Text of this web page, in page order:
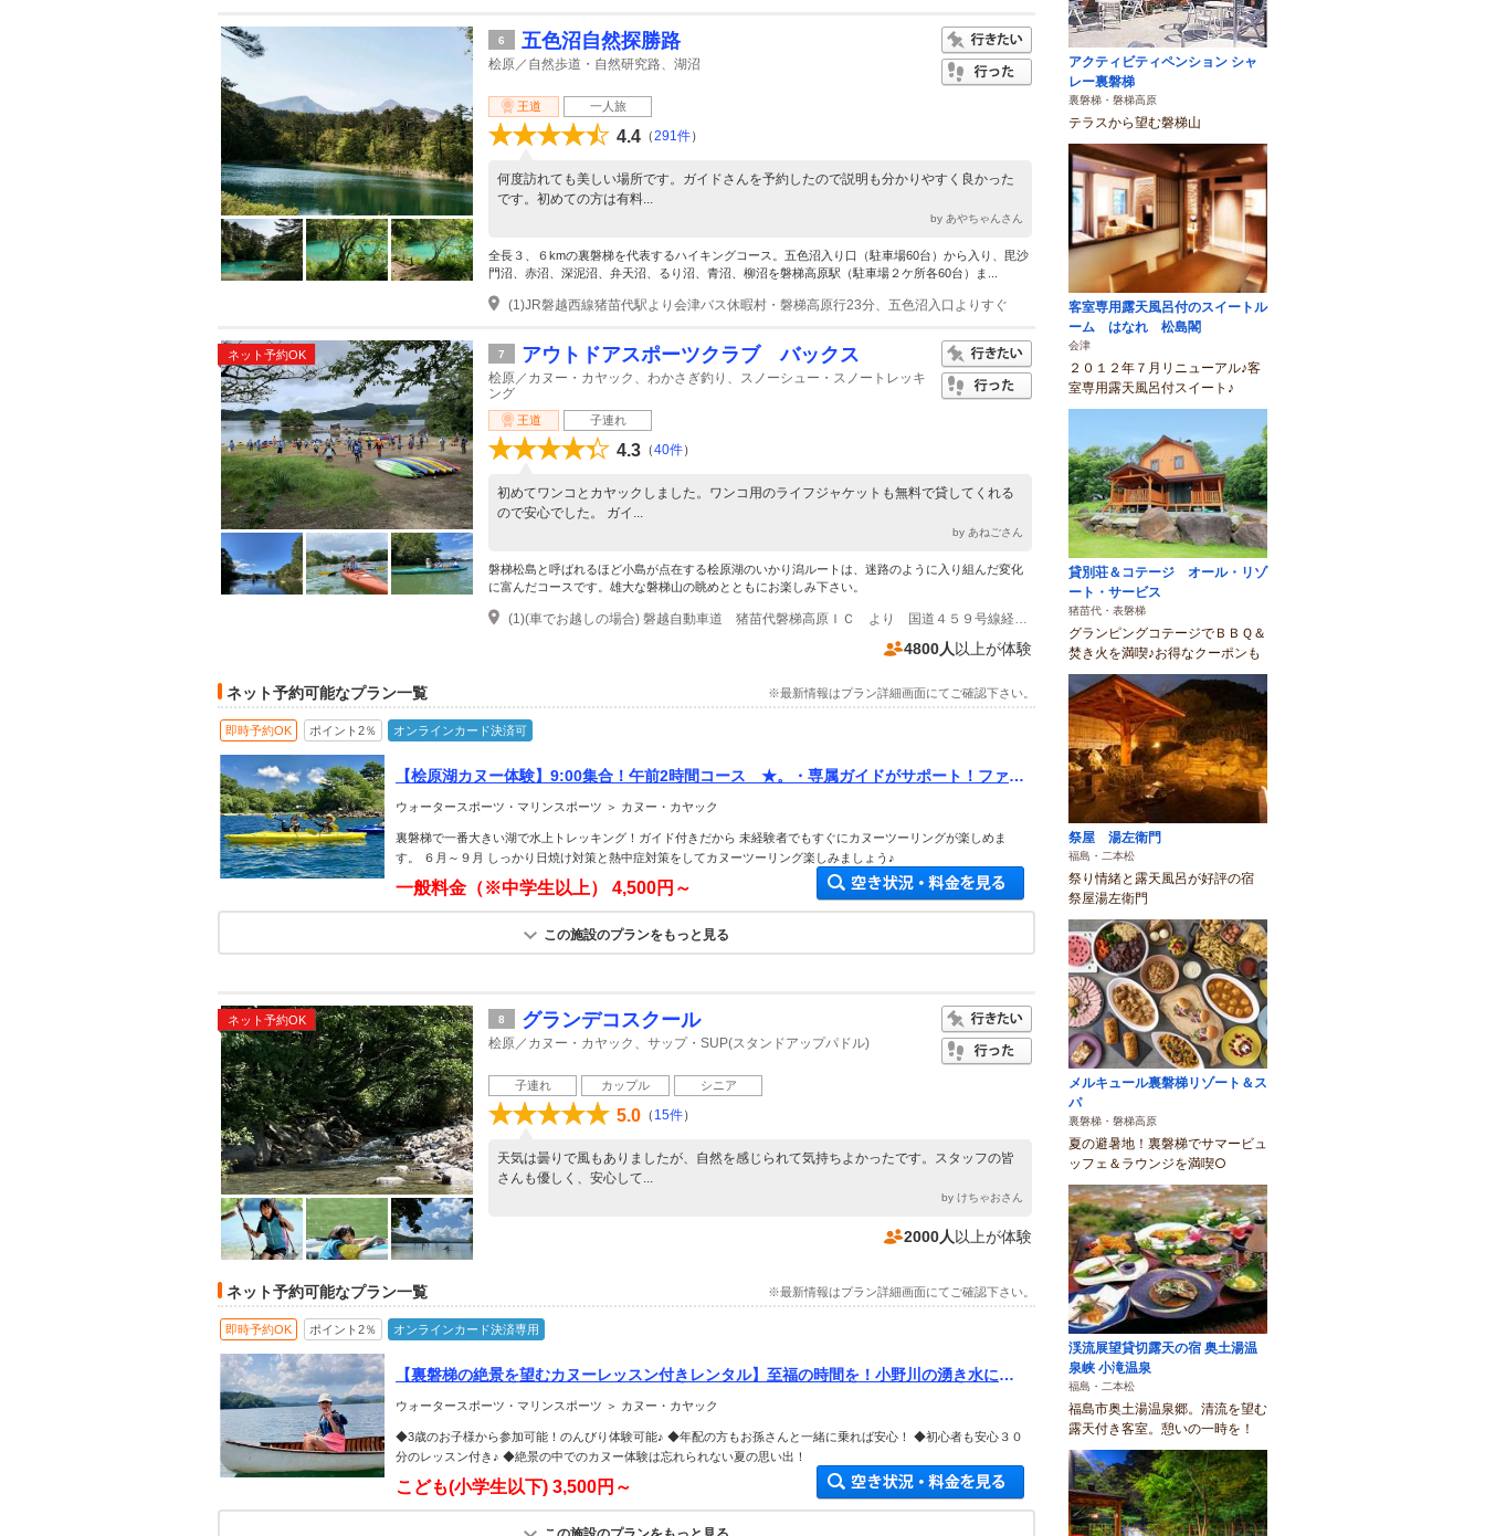
6 五色沼自然探勝路
桧原／自然歩道・自然研究路、湖沼
王道 一人旅
4.4 （291件）
何度訪れても美しい場所です。ガイドさんを予約したので説明も分かりやすく良かった
です。初めての方は有料...
by あやちゃんさん
全長３、６kmの裏磐梯を代表するハイキングコース。五色沼入り口（駐車場60台）から入り、毘沙
門沼、赤沼、深泥沼、弁天沼、るり沼、青沼、柳沼を磐梯高原駅（駐車場２ケ所各60台）ま...
(1)JR磐越西線猪苗代駅より会津バス休暇村・磐梯高原行23分、五色沼入口よりすぐ
ネット予約OK 7 アウトドアスポーツクラブ バックス
桧原／カヌー・カヤック、わかさぎ釣り、スノーシュー・スノートレッキ
ング
王道 子連れ
4.3 （40件）
初めてワンコとカヤックしました。ワンコ用のライフジャケットも無料で貸してくれる
ので安心でした。 ガイ...
by あねごさん
磐梯松島と呼ばれるほど小島が点在する桧原湖のいかり潟ルートは、迷路のように入り組んだ変化
に富んだコースです。雄大な磐梯山の眺めとともにお楽しみ下さい。
(1)(車でお越しの場合) 磐越自動車道 猪苗代磐梯高原ＩＣ より 国道４５９号線経由 30分
4800人 以上が体験
ネット予約可能なプラン一覧 ※最新情報はプラン詳細画面にてご確認下さい。
即時予約OK ポイント2％ オンラインカード決済可
【桧原湖カヌー体験】9:00集合！午前2時間コース ★。・専属ガイドがサポート！ファミ
ウォータースポーツ・マリンスポーツ ＞ カヌー・カヤック
裏磐梯で一番大きい湖で水上トレッキング！ガイド付きだから 未経験者でもすぐにカヌーツーリングが楽しめま
す。 ６月～９月 しっかり日焼け対策と熱中症対策をしてカヌーツーリング楽しみましょう♪
一般料金（※中学生以上） 4,500円～
空き状況・料金を見る
この施設のプランをもっと見る
ネット予約OK 8 グランデコスクール
桧原／カヌー・カヤック、サップ・SUP(スタンドアップパドル)
子連れ カップル シニア
5.0 （ 15件）
天気は曇りで風もありましたが、自然を感じられて気持ちよかったです。スタッフの皆
さんも優しく、安心して...
by けちゃおさん
2000人 以上が体験
ネット予約可能なプラン一覧 ※最新情報はプラン詳細画面にてご確認下さい。
即時予約OK ポイント2％ オンラインカード決済専用
【裏磐梯の絶景を望むカヌーレッスン付きレンタル】至福の時間を！小野川の湧き水に触
プル・わんちゃんにもオススメ♪
ウォータースポーツ・マリンスポーツ ＞ カヌー・カヤック
◆3歳のお子様から参加可能！のんびり体験可能♪ ◆年配の方もお孫さんと一緒に乗れば安心！ ◆初心者も安心３０
分のレッスン付き♪ ◆絶景の中でのカヌー体験は忘れられない夏の思い出！
こども(小学生以下) 3,500円～
空き状況・料金を見る
アクティビティペンション シャ
レー裏磐梯
裏磐梯・磐梯高原
テラスから望む磐梯山
客室専用露天風呂付のスイートル
ーム はなれ 松島閣
会津
２０１２年７月リニューアル♪客
室専用露天風呂付スイート♪
貸別荘＆コテージ オール・リゾ
ート・サービス
猪苗代・表磐梯
グランピングコテージでＢＢＱ＆
焚き火を満喫♪お得なクーポンも
祭屋 湯左衛門
福島・二本松
祭り情緒と露天風呂が好評の宿
祭屋湯左衛門
メルキュール裏磐梯リゾート＆ス
パ
裏磐梯・磐梯高原
夏の避暑地！裏磐梯でサマービュ
ッフェ＆ラウンジを満喫○
渓流展望貸切露天の宿 奥土湯温
泉峡 小滝温泉
福島・二本松
福島市奥土湯温泉郷。清流を望む
露天付き客室。憩いの一時を！